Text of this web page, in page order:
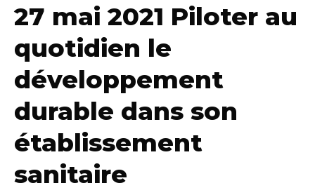
2021
27 mai 2021 Piloter au
quotidien le
développement
durable dans son
établissement
sanitaire